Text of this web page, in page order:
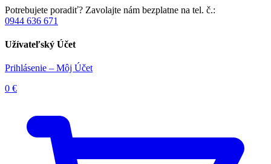
Potrebujete poradiť? Zavolajte nám bezplatne na tel. č.:
0944 636 671
Užívateľský Účet
Prihlásenie – Môj Účet
0 €